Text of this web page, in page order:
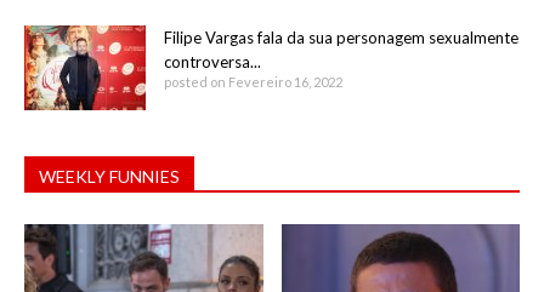
Filipe Vargas fala da sua personagem sexualmente
controversa...
posted on Fevereiro 16, 2022
WEEKLY FUNNIES